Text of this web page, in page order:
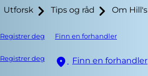
Utforsk Tips og råd Om Hill's
Registrer deg Finn en forhandler
Registrer deg Finn en forhandler